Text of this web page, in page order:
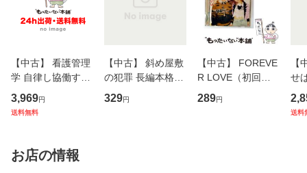
【中古】 看護管理
学 自律し協働する
専門職の看護マネ
ジメントスキル 改
恵 藤本幸三 / 南江
堂 [単行
3,969円
送料無料
【中古】 斜め屋敷
の犯罪 長編本格推
理小説 (光文社文
庫) / 島田荘司 / 光
329円
【中古】 FOREVE
R LOVE（初回生
産限定盤） / 清水
翔太×加藤ミリヤ /
289円
【
せ
タ
送料
お店の情報